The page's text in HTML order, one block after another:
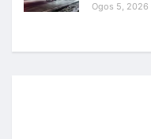
Ogos 5, 2026